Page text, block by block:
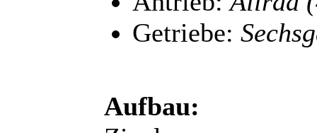
Getriebe:
Aufbau: